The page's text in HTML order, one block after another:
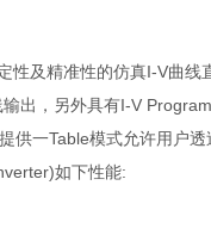
性及精准性的仿真I-V曲线
输出，另外具有I-V Program
供一Table模式允许用户
如下性能: